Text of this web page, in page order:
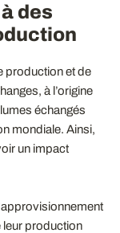
des
production et de
à l’origine
échangés
mondiale. Ainsi,
un impact
leur production